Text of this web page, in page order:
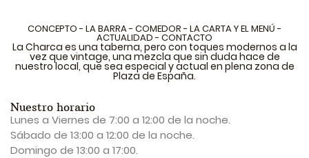
CONCEPTO- LA BARRA- COMEDOR- LA CARTA Y EL MENÚ-
ACTUALIDAD- CONTACTO
La Charca es una taberna, pero con toques modernos a la
vez que vintage, una mezcla que sin duda hace de
nuestro local, que sea especial y actual en plena zona de
Plaza de España.
Nuestro horario
Lunes a Viernes de 7:00 a 12:00 de la noche.
Sábado de 13:00 a 12:00 de la noche.
Domingo de 13:00 a 17:00.